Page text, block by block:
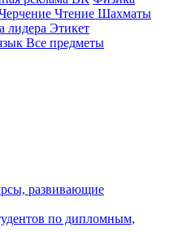
Чтение Шахматы
лидера Этикет
Все предметы
развивающие
по дипломным,